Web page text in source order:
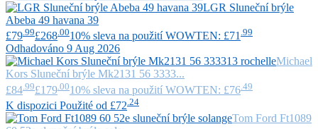
LGR Sluneční brýle
Abeba 49 havana 39
£79 .99£268 .0010% sleva na použití WOWTEN: £71 .99
Odhadováno 9 Aug 2026
Michael
Kors Sluneční brýle Mk2131 56 3333...
£84 .99£179 .0010% sleva na použití WOWTEN: £76 .49
K dispozici Použité od £72 .24
Tom Ford Ft1089